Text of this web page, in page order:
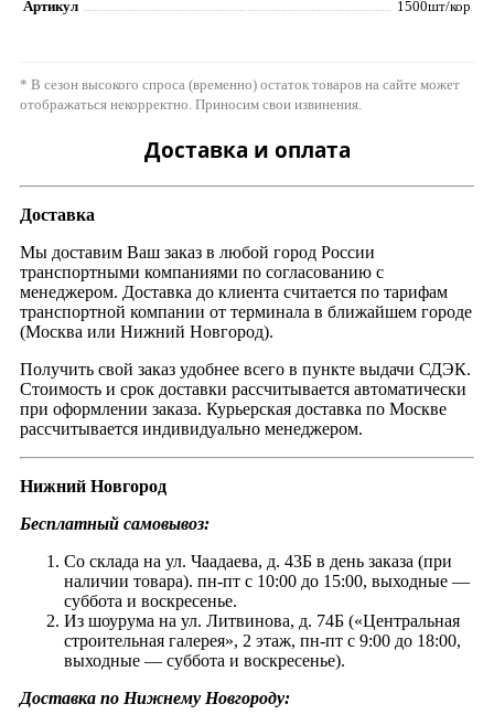
Артикул 1500шт/кор
* В сезон высокого спроса (временно) остаток товаров на сайте может
отображаться некорректно. Приносим свои извинения.
Доставка и оплата
Доставка
Мы доставим Ваш заказ в любой город России
транспортными компаниями по согласованию с
менеджером. Доставка до клиента считается по тарифам
транспортной компании от терминала в ближайшем городе
(Москва или Нижний Новгород).
Получить свой заказ удобнее всего в пункте выдачи СДЭК.
Стоимость и срок доставки рассчитывается автоматически
при оформлении заказа. Курьерская доставка по Москве
рассчитывается индивидуально менеджером.
Нижний Новгород
Бесплатный самовывоз:
Со склада на ул. Чаадаева, д. 43Б в день заказа (при
наличии товара). пн-пт с 10:00 до 15:00, выходные —
суббота и воскресенье.
Из шоурума на ул. Литвинова, д. 74Б («Центральная
строительная галерея», 2 этаж, пн-пт с 9:00 до 18:00,
выходные — суббота и воскресенье).
Доставка по Нижнему Новгороду: